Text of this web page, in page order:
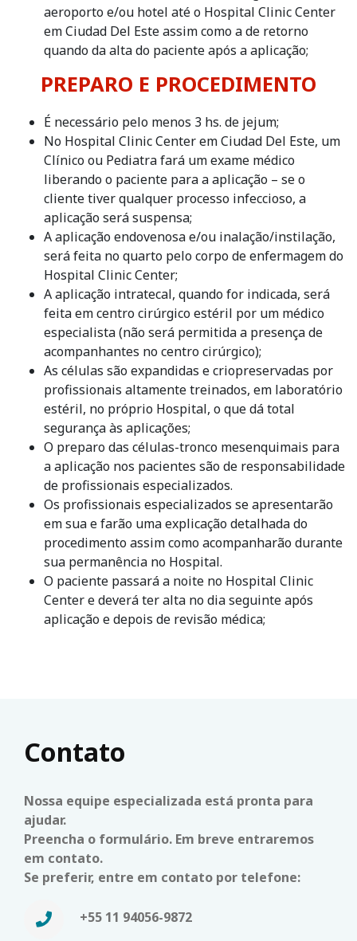
aeroporto e/ou hotel até o Hospital Clinic Center
em Ciudad Del Este assim como a de retorno
quando da alta do paciente após a aplicação;
PREPARO E PROCEDIMENTO
É necessário pelo menos 3 hs. de jejum;
No Hospital Clinic Center em Ciudad Del Este, um
Clínico ou Pediatra fará um exame médico
liberando o paciente para a aplicação – se o
cliente tiver qualquer processo infeccioso, a
aplicação será suspensa;
A aplicação endovenosa e/ou inalação/instilação,
será feita no quarto pelo corpo de enfermagem do
Hospital Clinic Center;
A aplicação intratecal, quando for indicada, será
feita em centro cirúrgico estéril por um médico
especialista (não será permitida a presença de
acompanhantes no centro cirúrgico);
As células são expandidas e criopreservadas por
profissionais altamente treinados, em laboratório
estéril, no próprio Hospital, o que dá total
segurança às aplicações;
O preparo das células-tronco mesenquimais para
a aplicação nos pacientes são de responsabilidade
de profissionais especializados.
Os profissionais especializados se apresentarão
em sua e farão uma explicação detalhada do
procedimento assim como acompanharão durante
sua permanência no Hospital.
O paciente passará a noite no Hospital Clinic
Center e deverá ter alta no dia seguinte após
aplicação e depois de revisão médica;
Contato
Nossa equipe especializada está pronta para
ajudar.
Preencha o formulário. Em breve entraremos
em contato.
Se preferir, entre em contato por telefone:
+55 11 94056-9872